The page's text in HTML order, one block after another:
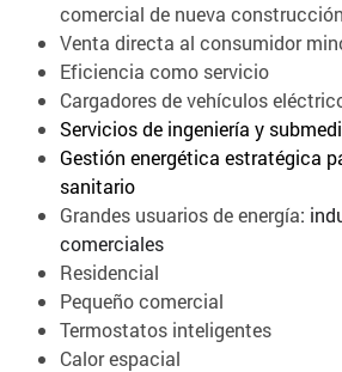
comercial de nueva construcción
Venta directa al consumidor
Eficiencia como servicio
Cargadores de vehículos
Servicios de ingeniería y
Gestión energética estratégica
sanitario
Grandes usuarios de energía:
comerciales
Residencial
Pequeño comercial
Termostatos inteligentes
Calor espacial